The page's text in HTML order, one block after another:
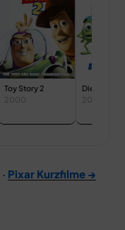
Toy Story 2
2000
Die
2002
· Pixar Kurzfilme →